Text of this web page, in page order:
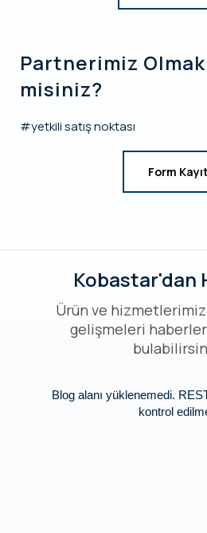
Partnerimiz
misiniz?
#yetkili satış noktası
Form Kayıt
Kobastar'dan
Ürün ve hizmetlerimiz
gelişmeleri